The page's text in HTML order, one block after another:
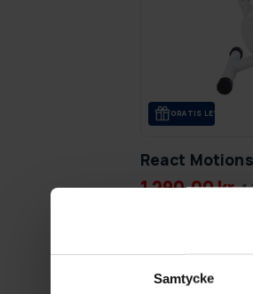
Samtycke
GRA­TIS LE­VE­RANS
React
1 290,00 kr